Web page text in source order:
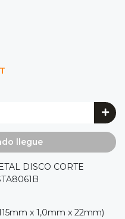
llegue
DISCO CORTE
x 1,0mm x 22mm)